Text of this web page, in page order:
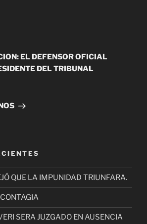
EL DEFENSOR OFICIAL
DEL TRIBUNAL
QUE LA IMPUNIDAD TRIUNFARA.
SERA JUZGADO EN AUSENCIA